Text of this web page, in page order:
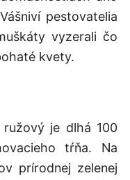
pestovatelia
vyzerali čo
kvety.
ružový je dlhá 100
tŕňa. Na
prírodnej zelenej